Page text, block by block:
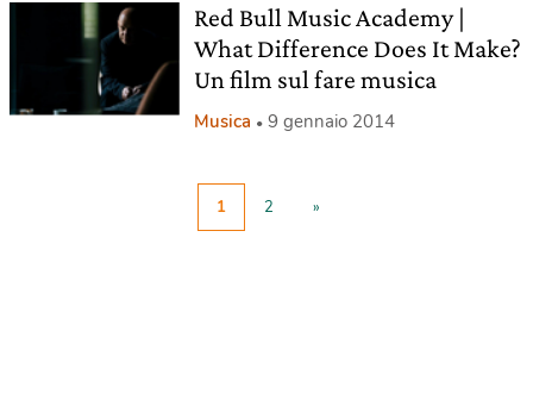
Red Bull Music Academy |
What Difference Does It Make?
Un film sul fare musica
Musica 9 gennaio 2014
1 2 »